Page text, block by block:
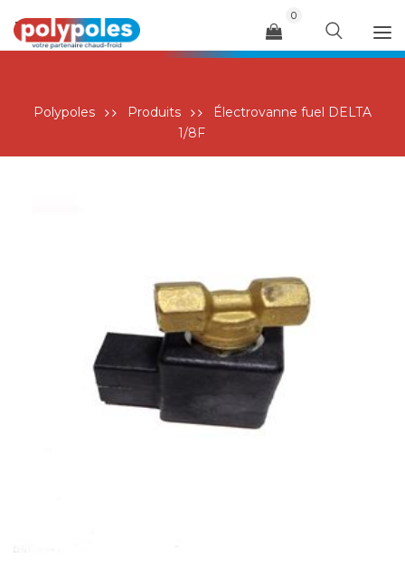
Menu
0
Polypoles Produits
Électrovanne fuel DELTA
1/8F